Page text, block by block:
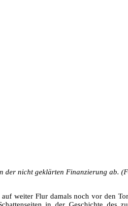
der nicht geklärten Finanzierung ab.
weiter Flur damals noch vor den
in der Geschichte des